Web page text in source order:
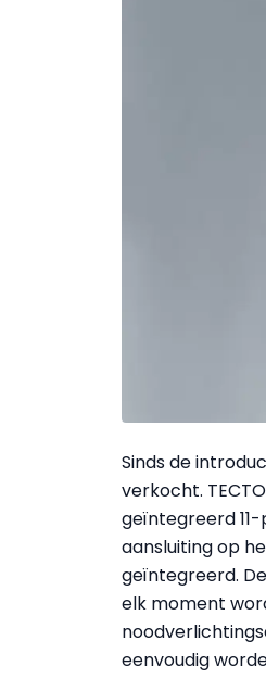
Sinds de
verkocht.
geïntegreerd
aansluiting op
geïntegreerd.
elk moment
eenvoudig